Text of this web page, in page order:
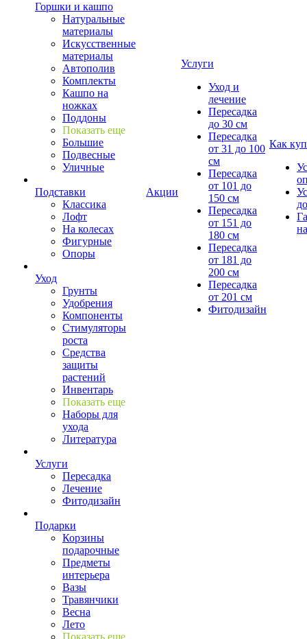
Горшки и кашпо
Натуральные
материалы
Искусственные
материалы
Автополив
Комплекты
Кашпо на
ножках
Поддоны
Показать еще
Большие
Подвесные
Уличные
Подставки
Классика
Лофт
На колесах
Фигурные
Опоры
Уход
Грунты
Удобрения
Компоненты
Стимуляторы
роста
Средства
защиты
растений
Инвентарь
Показать еще
Наборы для
ухода
Литература
Услуги
Пересадка
Лечение
Фитодизайн
Подарки
Корзины
подарочные
Предметы
интерьера
Вазы
Травянчики
Весна
Лето
Акции
Услуги
Уход и
лечение
Пересадка
до 30 см
Пересадка
от 31 до 100
см
Пересадка
от 101 до
150 см
Пересадка
от 151 до
180 см
Пересадка
от 181 до
200 см
Пересадка
от 201 см
Фитодизайн
Как